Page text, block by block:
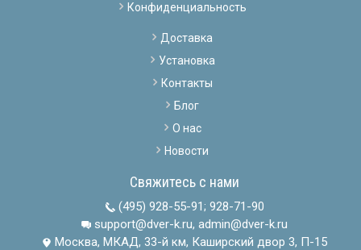
Конфиденциальность
Доставка
Установка
Контакты
Блог
О нас
Новости
Свяжитесь с нами
(495) 928-55-91; 928-71-90
support@dver-k.ru, admin@dver-k.ru
Москва, МКАД, 33-й км, Каширский двор 3, П-15